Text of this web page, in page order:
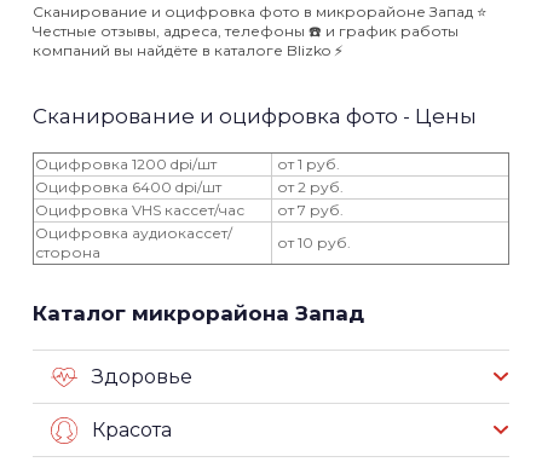
Сканирование и оцифровка фото в микрорайоне Запад ⭐️
Честные отзывы, адреса, телефоны ☎️ и график работы
компаний вы найдёте в каталоге Blizko ⚡️
Сканирование и оцифровка фото - Цены
Оцифровка 1200 dpi/шт
от 1 руб.
Оцифровка 6400 dpi/шт
от 2 руб.
Оцифровка VHS кассет/час
от 7 руб.
Оцифровка аудиокассет/
сторона
от 10 руб.
Каталог микрорайона Запад
Здоровье
Красота